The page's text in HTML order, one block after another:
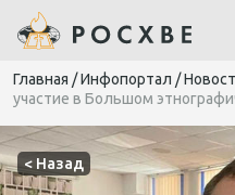
Главная /Инфопортал /
участие в Большом
< Назад